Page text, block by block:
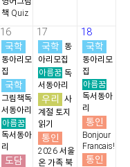
책 Quiz
16
국학
동아리모
집
국학
그림책독
서동아리
아름꿈
독서동아
리
도담
17
국학
동
아리모집
아름꿈 독
서동아리
우리
사
계절 토지
읽기
통인
2026 서울
온 가족 북
18
국학
동아리모
집
아름꿈
독서동아
리
통인
Bonjour
Francais!
통인